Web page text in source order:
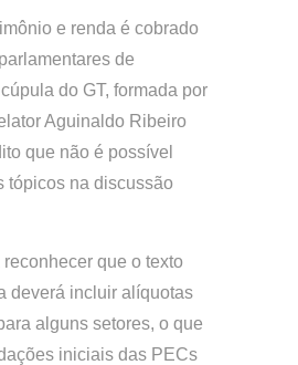
e renda é cobrado
de
do GT, formada por
Aguinaldo Ribeiro
que não é possível
tópicos na discussão
reconhecer que o texto
deverá incluir alíquotas
alguns setores, o que
iniciais das PECs